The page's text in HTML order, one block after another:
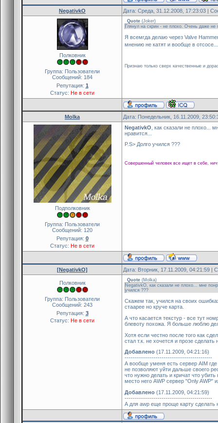
NegativkO Дата: Среда, 31.12.2008, 17:23:03 |
Полковник
Группа: Пользователи
Сообщений: 184
Репутация: 1
Статус: Не в сети
Quote (Joker)
Глянул на скрин - не плохо. Очень даже
Я всемгда делаю через Valve
мнению не катят и вообще в
Признаю только сверх качественные и
Molka Дата: Понедельник, 16.11.2009,
Подполковник
Группа: Пользователи
Сообщений: 120
Репутация: 0
Статус: Не в сети
NegativkO , как сказали не плохо...
нравится...
P.S> Долго учился ???
Совершенный человек все ищет в себе,
[NegativkO] Дата: Вторник, 17.11.2009, 04:21:59 |
Полковник
Группа: Пользователи
Сообщений: 243
Репутация: 3
Статус: Не в сети
Quote (Molka)
NegativkO, как сказали не плохо... мне
учился ???
Скажем так, учился на своих
стаарее но круче карта.
А что касается текстур - все тут
блевоту похожа. Я больше люблю
Хотя если честно после того как
стал т.к. не хочется и прозе сделать
Добавлено (17.11.2009, 04:21:16)
---------------------------------------------
А вообще уменя есть сервер AIM
не позволяют уйти дальше своего
что нужно делать и кричат что
место него AWP сервер "Only AWP"
Добавлено (17.11.2009, 04:21:59)
---------------------------------------------
А для awp еще проще карту сделать